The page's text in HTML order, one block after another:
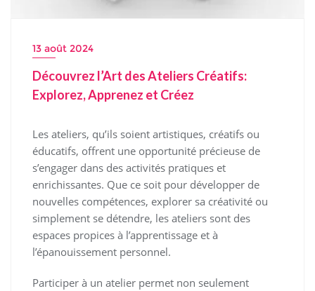
13 août 2024
Découvrez l’Art des Ateliers Créatifs:
Explorez, Apprenez et Créez
Les ateliers, qu’ils soient artistiques, créatifs ou
éducatifs, offrent une opportunité précieuse de
s’engager dans des activités pratiques et
enrichissantes. Que ce soit pour développer de
nouvelles compétences, explorer sa créativité ou
simplement se détendre, les ateliers sont des
espaces propices à l’apprentissage et à
l’épanouissement personnel.
Participer à un atelier permet non seulement